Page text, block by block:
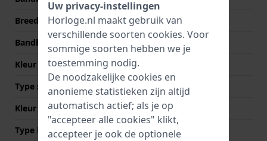
Breedte bandaanzet
15 mm
Bandbreedte bij sluiting
Kleur Band
Zwart
Type sluiting
Sieraadsluiting
Kleur sluiting
Zwart
Type bevestiging
Bandpennen
Uw privacy-instellingen
Horloge.nl maakt gebruik van
verschillende soorten cookies. Voor
sommige soorten hebben we je
toestemming nodig.
De noodzakelijke cookies en
anonieme statistieken zijn altijd
automatisch actief; als je op
"accepteer alle cookies" klikt,
accepteer je ook de optionele